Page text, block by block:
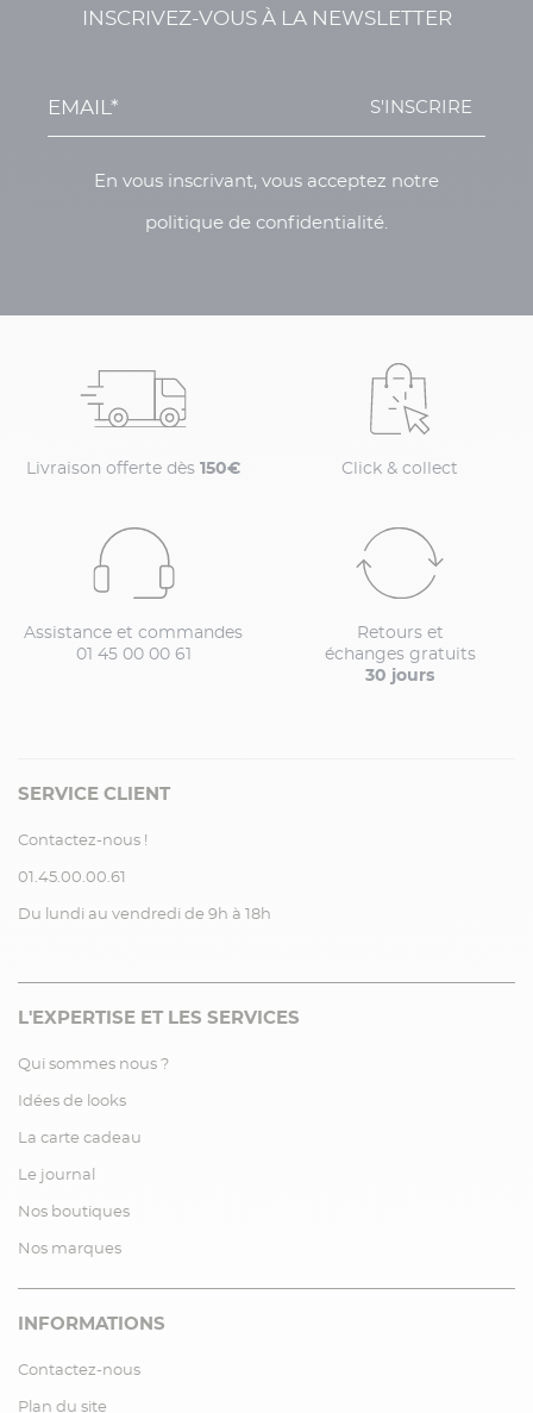
INSCRIVEZ-VOUS À LA NEWSLETTER
S'INSCRIRE
En vous inscrivant, vous acceptez notre
politique de confidentialité.
Livraison offerte dès 150€ Click & collect
Assistance et commandes
01 45 00 00 61
Retours et
échanges gratuits
30 jours
SERVICE CLIENT
Contactez-nous !
01.45.00.00.61
Du lundi au vendredi de 9h à 18h
L'EXPERTISE ET LES SERVICES
Qui sommes nous ?
Idées de looks
La carte cadeau
Le journal
Nos boutiques
Nos marques
INFORMATIONS
Contactez-nous
Plan du site